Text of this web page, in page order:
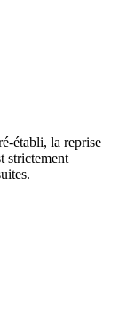
établi, la reprise
strictement